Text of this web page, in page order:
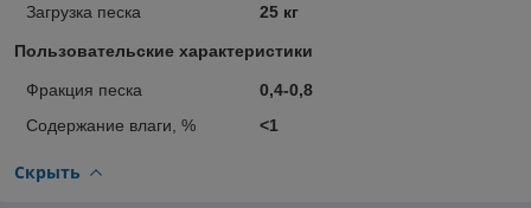
Загрузка песка
25 кг
Пользовательские характеристики
Фракция песка
0,4-0,8
Содержание влаги, %
<1
Скрыть